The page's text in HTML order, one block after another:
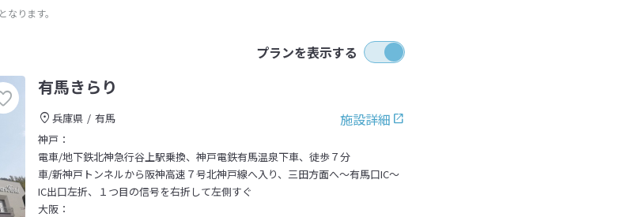
ります。
プランを表示する
有馬きらり
施設詳細
兵庫県
有馬
神戸：
電車/地下鉄北神急行谷上駅乗換、神戸電鉄有馬温泉下車、徒歩７分
車/新神戸トンネルから阪神高速７号北神戸線へ入り、三田方面へ～有馬口IC～
IC出口左折、１つ目の信号を右折して左側すぐ
大阪：